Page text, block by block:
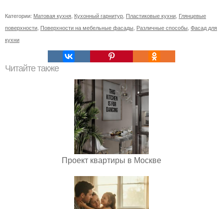
Категории: Матовая кухня Кухонный гарнитур Пластиковые кухни Глянцевые
поверхности Поверхности на мебельные фасады Различные способы Фасад для
кухни
Читайте также
Проект квартиры в Москве